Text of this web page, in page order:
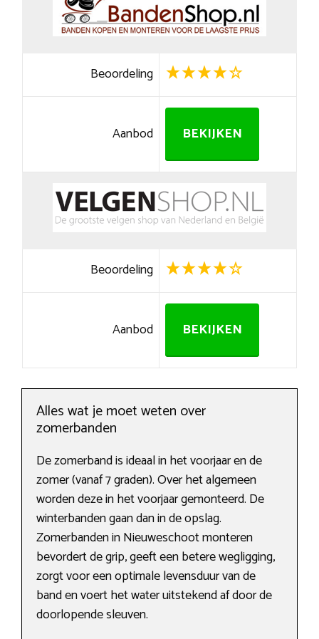
Beoordeling
Aanbod BEKIJKEN
Beoordeling
Aanbod BEKIJKEN
Alles wat je moet weten over
zomerbanden
De zomerband is ideaal in het voorjaar en de
zomer (vanaf 7 graden). Over het algemeen
worden deze in het voorjaar gemonteerd. De
winterbanden gaan dan in de opslag.
Zomerbanden in Nieuweschoot monteren
bevordert de grip, geeft een betere wegligging,
zorgt voor een optimale levensduur van de
band en voert het water uitstekend af door de
doorlopende sleuven.